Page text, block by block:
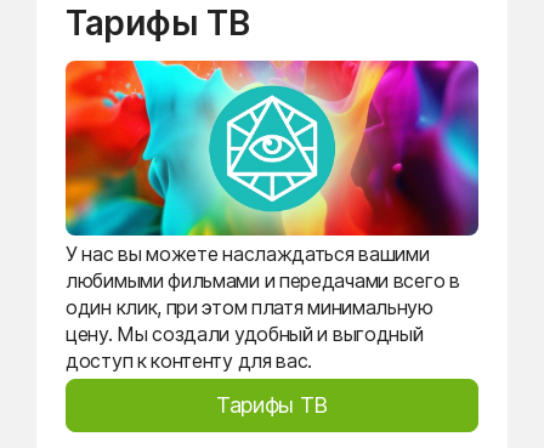
Тарифы ТВ
У нас вы можете наслаждаться вашими
любимыми фильмами и передачами всего в
один клик, при этом платя минимальную
цену. Мы создали удобный и выгодный
доступ к контенту для вас.
Тарифы ТВ